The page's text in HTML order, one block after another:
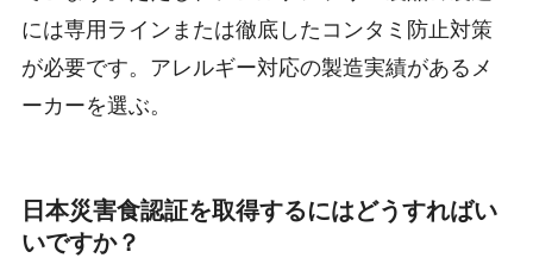
には専用ラインまたは徹底したコンタミ防止対策
が必要です。アレルギー対応の製造実績があるメ
ーカーを選ぶ。
日本災害食認証を取得するにはどうすればい
いですか？